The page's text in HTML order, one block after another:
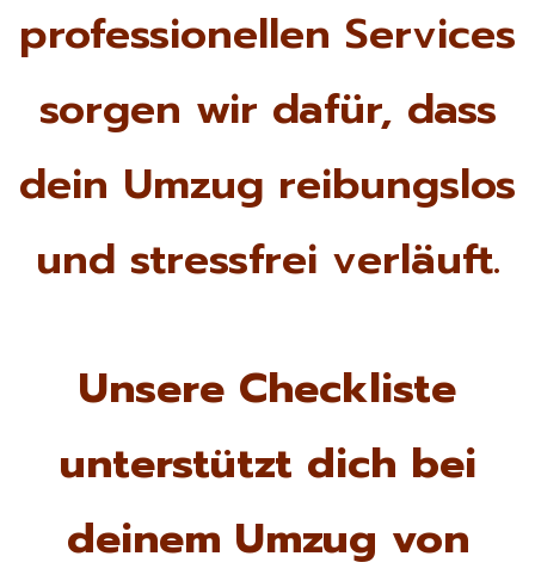
professionellen Services
sorgen wir dafür, dass
dein Umzug reibungslos
und stressfrei verläuft.
Unsere Checkliste
unterstützt dich bei
deinem Umzug von